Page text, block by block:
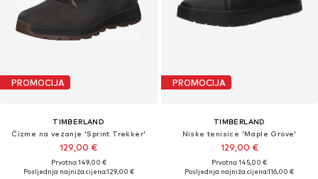
PROMOCIJA
TIMBERLAND
Čizme na vezanje 'Sprint Trekker'
129,00 €
Prvotno: 149,00 €
Posljednja najniža cijena:129,00 €
PROMOCIJA
TIMBERLAND
Niske tenisice 'Maple Grove'
129,00 €
Prvotno: 145,00 €
Posljednja najniža cijena:116,00 €